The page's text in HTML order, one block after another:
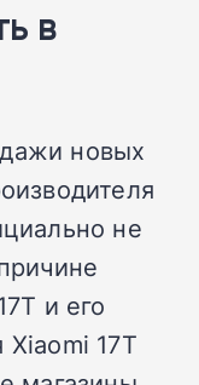
в
новых
не
и его
17T